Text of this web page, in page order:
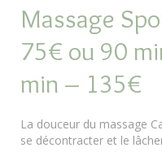
Massage
75€ ou 90
min – 135€
La douceur du massage
se décontracter et le